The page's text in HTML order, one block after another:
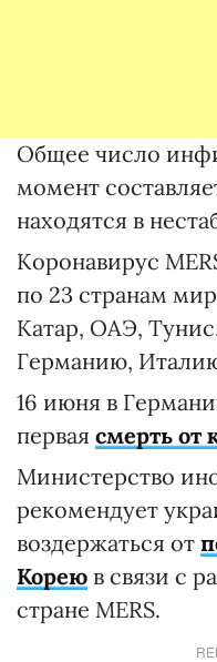
Общее число
момент
находятся в
Коронавирус
по 23 странам
Катар, ОАЭ,
Германию,
16 июня в
первая смерть от
Министерство
рекомендует
воздержаться от
Корею в связи с
стране MERS.